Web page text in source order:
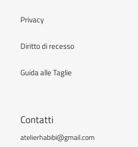
Privacy
Diritto di recesso
Guida alle Taglie
Contatti
atelierhabibi@gmail.com